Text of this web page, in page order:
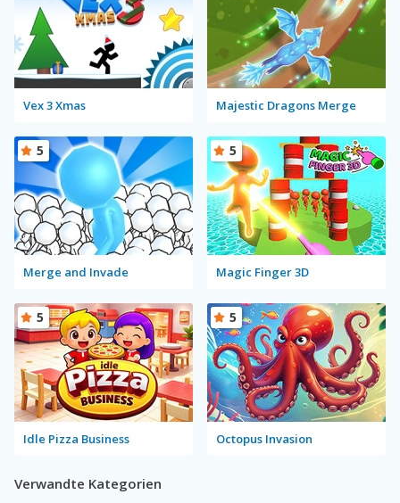
Vex 3 Xmas Majestic Dragons Merge
Merge and Invade
5
Magic Finger 3D
5
Idle Pizza Business
5
Octopus Invasion
5
Verwandte Kategorien